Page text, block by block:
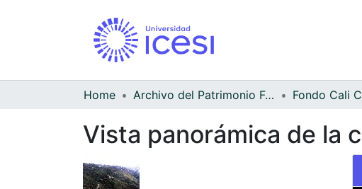
Home Archivo del Patrimonio Fotográfico y Fílmico del Valle del Cauca Fondo Cali
Vista panorámica de la